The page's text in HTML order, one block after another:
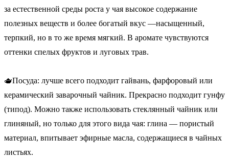
за естественной среды роста у чая высокое содержание
полезных веществ и более богатый вкус —насыщенный,
терпкий, но в то же время мягкий. В аромате чувствуются
оттенки спелых фруктов и луговых трав.
🫖Посуда: лучше всего подходит гайвань, фарфоровый или
керамический заварочный чайник. Прекрасно подходит гунфу
(типод). Можно также использовать стеклянный чайник или
глиняный, но только для этого вида чая: глина — пористый
материал, впитывает эфирные масла, содержащиеся в чайных
листьях.